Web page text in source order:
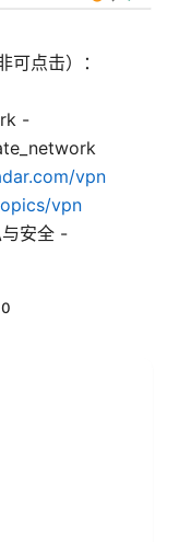
点击）：
-
vpn
vpn
安全 -